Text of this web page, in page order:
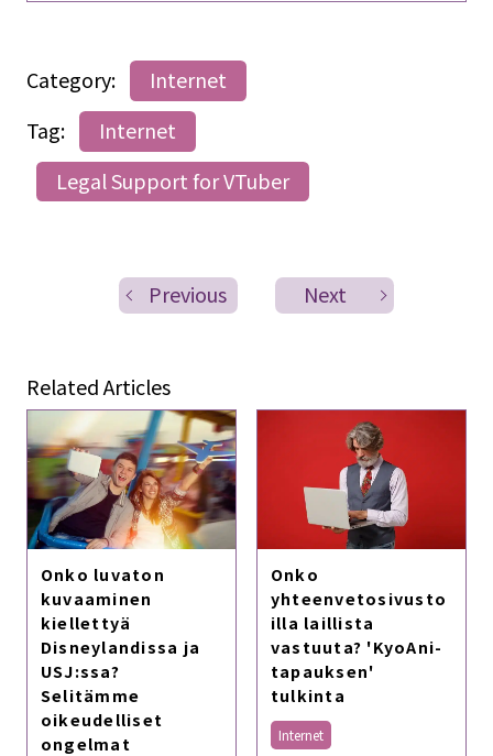
Category:
Internet
Tag:
Internet
Legal Support for VTuber
Previous Next
Related Articles
Onko luvaton
kuvaaminen
kiellettyä
Disneylandissa ja
USJ:ssa?
Selitämme
oikeudelliset
ongelmat
Onko
yhteenvetosivusto
illa laillista
vastuuta? 'KyoAni-
tapauksen'
tulkinta
Internet